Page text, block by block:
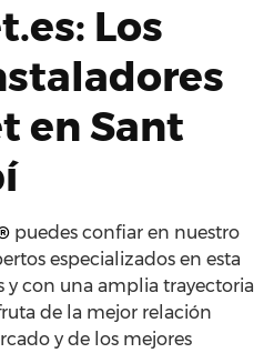
Los
en Sant
puedes confiar en nuestro
especializados en esta
y con una amplia trayectoria
de la mejor relación
y de los mejores